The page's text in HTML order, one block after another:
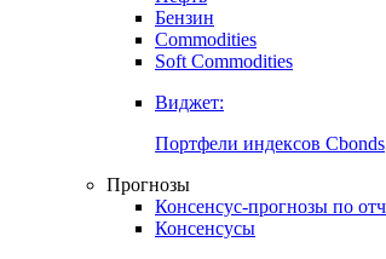
Commodities
Золото
Нефть
Бензин
Commodities
Soft Commodities
Виджет:
Портфели индексов Cbonds